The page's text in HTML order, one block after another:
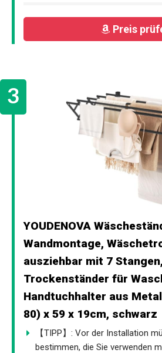
Preis
YOUDENOVA
Wandmontage,
ausziehbar mit 7
Trockenständer für
Handtuchhalter aus
80) x 59 x 19cm, schwarz
【TIPP】: Vor der Installation
bestimmen, die Sie verwenden